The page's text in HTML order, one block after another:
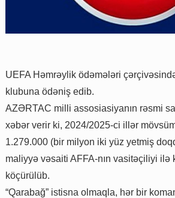
UEFA Həmrəylik ödəmələri
klubuna ödəniş edib.
AZƏRTAC milli assosiasiyanın rəsmi
xəbər verir ki, 2024/2025-ci illər
1.279.000 (bir milyon iki yüz yetmiş
maliyyə vəsaiti AFFA-nın vasitəçiliyi ilə
köçürülüb.
“Qarabağ” istisna olmaqla, hər bir